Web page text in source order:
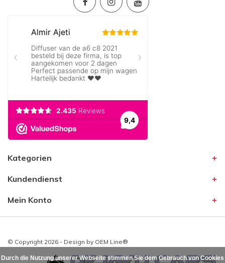
Kategorien
Kundendienst
Mein Konto
© Copyright 2026 - Design by OEM Line®
Durch die Nutzung unserer Webseite stimmen Sie dem Gebrauch von Cookies